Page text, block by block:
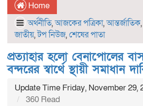
Home
অর্থনীতি,আজকের পত্রিকা,আন্তর্জাতিক,
জাতীয়,টপ নিউজ,শেষের পাতা
প্রত্যাহার হলো বেনাপোলের
বন্দরের স্বার্থে স্থায়ী সমাধান
Update Time Friday, November 29,
360 Read